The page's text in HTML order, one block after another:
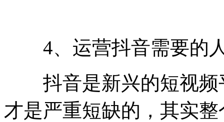
4、运营抖音需要的
抖音是新兴的短视频
才是严重短缺的，其实